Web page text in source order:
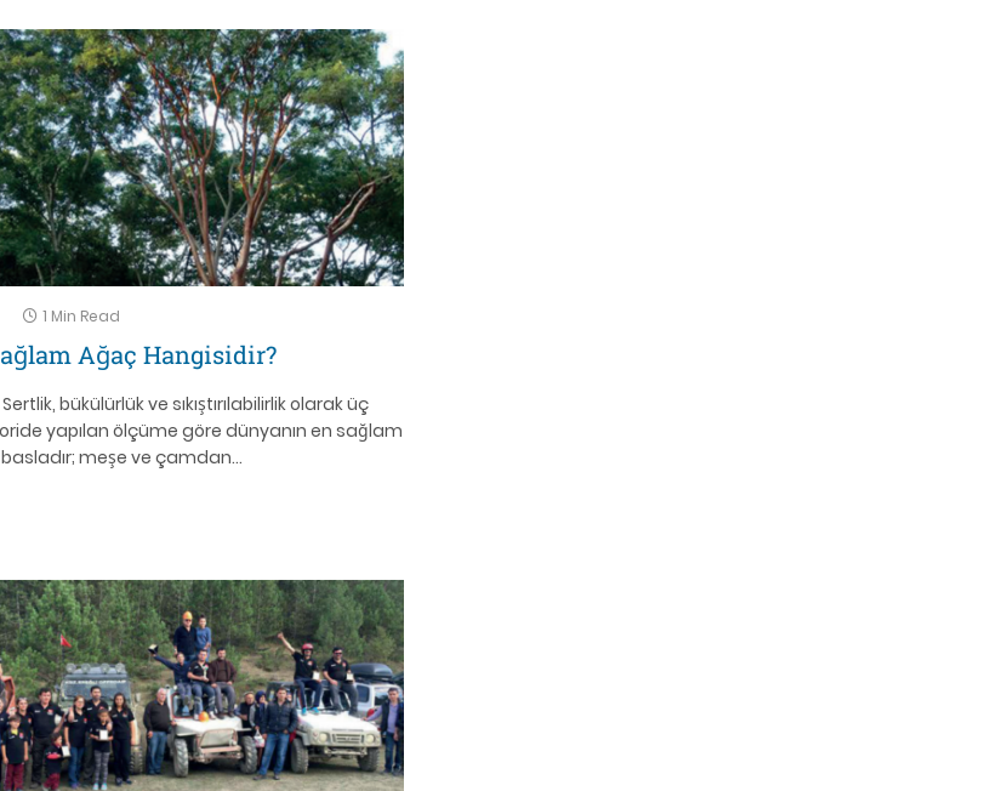
1 Min Read
Ağaç Hangisidir?
bükülürlük ve sıkıştırılabilirlik olarak üç
yapılan ölçüme göre dünyanın en sağlam
meşe ve çamdan…